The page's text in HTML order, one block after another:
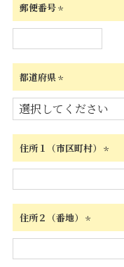
郵便番号
(必
都道府県
(必
須)
住所１（市区町村）
(必
住所２（番地）
(必